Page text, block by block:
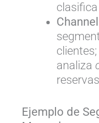
analiza
Ejemplo de